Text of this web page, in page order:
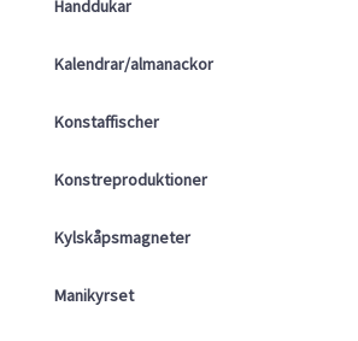
Handdukar
Kalendrar/almanackor
Konstaffischer
Konstreproduktioner
Kylskåpsmagneter
Manikyrset